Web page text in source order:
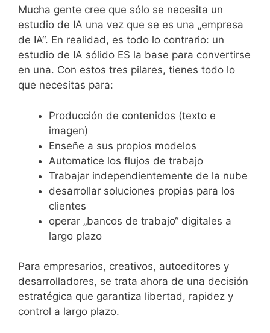
Mucha gente cree que sólo se necesita un
estudio de IA una vez que se es una „empresa
de IA“. En realidad, es todo lo contrario: un
estudio de IA sólido ES la base para convertirse
en una. Con estos tres pilares, tienes todo lo
que necesitas para:
Producción de contenidos (texto e
imagen)
Enseñe a sus propios modelos
Automatice los flujos de trabajo
Trabajar independientemente de la nube
desarrollar soluciones propias para los
clientes
operar „bancos de trabajo“ digitales a
largo plazo
Para empresarios, creativos, autoeditores y
desarrolladores, se trata ahora de una decisión
estratégica que garantiza libertad, rapidez y
control a largo plazo.